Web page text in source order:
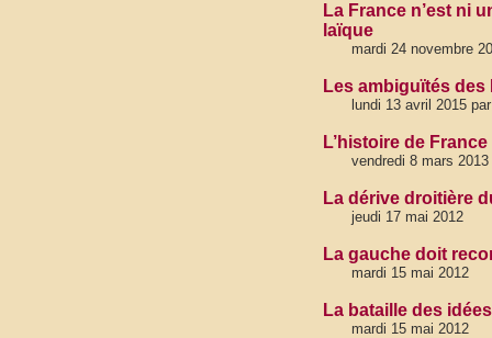
La France n’est ni
laïque
mardi 24 novembre
Les ambiguïtés des
lundi 13 avril 2015
L’histoire de
vendredi 8 mars 2013
La dérive droitière
jeudi 17 mai 2012
La gauche doit
mardi 15 mai 2012
La bataille des
mardi 15 mai 2012